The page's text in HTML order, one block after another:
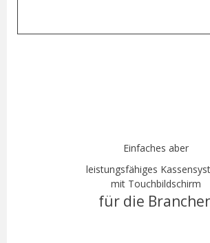
Einfaches aber
leistungsfähiges
mit Touchbildschirm
für die